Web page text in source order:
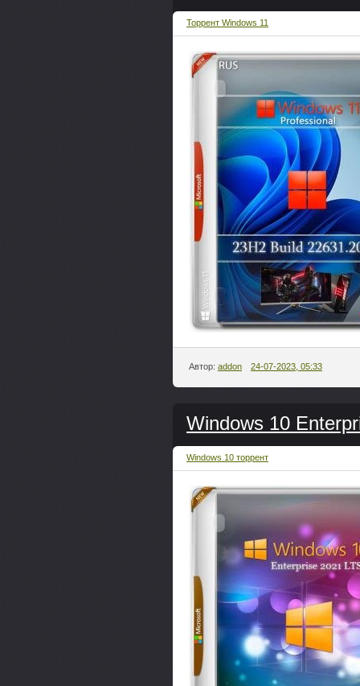
Торрент Windows 11
Автор: addon 24-07-2023, 05:33
Windows 10
Windows 10 торрент